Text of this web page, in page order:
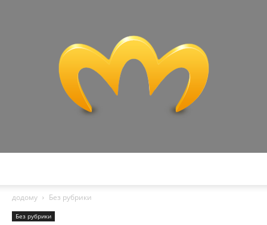
додому
Без рубрики
Без рубрики